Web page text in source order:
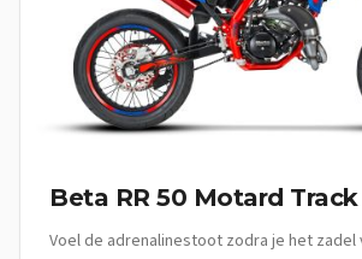
Handgeschakeld **Uitrusting:** • Sportief
Race-geïnspireerde remmen • Robuuste
optimale wegligging • Stijlvolle zwarte
Lichtgewicht spaakwielen • Digitale
sportzadel
Beta RR 50 Motard Track
Voel de adrenalinestoot zodra je het zadel